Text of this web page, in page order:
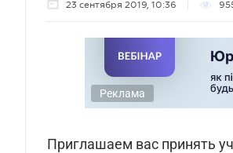
23 сентября 2019, 10:36
Реклама
Приглашаем вас принять